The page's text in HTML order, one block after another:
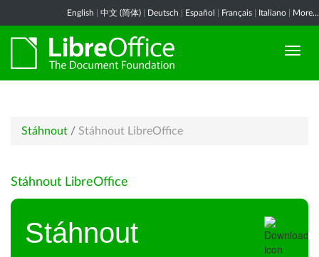
English 中文 (简体) Deutsch Español Français Italiano More...
Stáhnout / Stáhnout LibreOffice
Stáhnout LibreOffice
Stáhnout